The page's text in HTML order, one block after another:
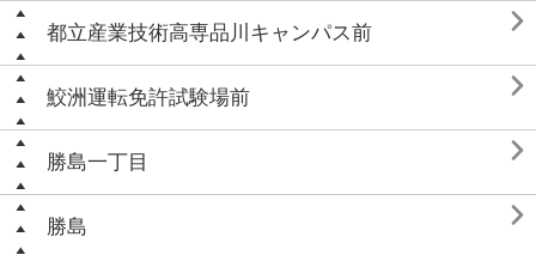
都立産業技術高専品川キャンパス前 
鮫洲運転免許試験場前 
勝島一丁目 
勝島 